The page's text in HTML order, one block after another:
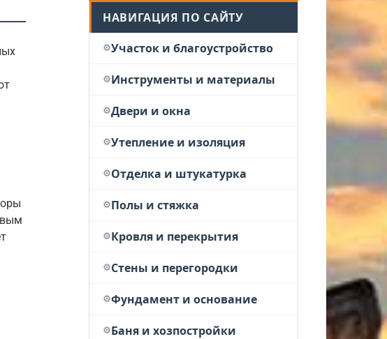
НАВИГАЦИЯ ПО САЙТУ
Участок и благоустройство
Инструменты и материалы
Двери и окна
Утепление и изоляция
Отделка и штукатурка
Полы и стяжка
Кровля и перекрытия
Стены и перегородки
Фундамент и основание
Баня и хозпостройки